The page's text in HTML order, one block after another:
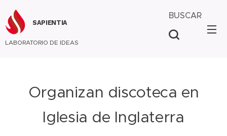
SAPIENTIA
LABORATORIO DE IDEAS
BUSCAR
Organizan discoteca en
Iglesia de Inglaterra